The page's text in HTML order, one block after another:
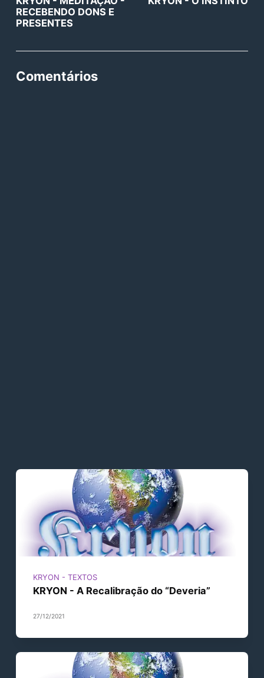
RECEBENDO DONS E
PRESENTES
Comentários
KRYON - TEXTOS
KRYON - A Recalibração do “Deveria”
27/12/2021